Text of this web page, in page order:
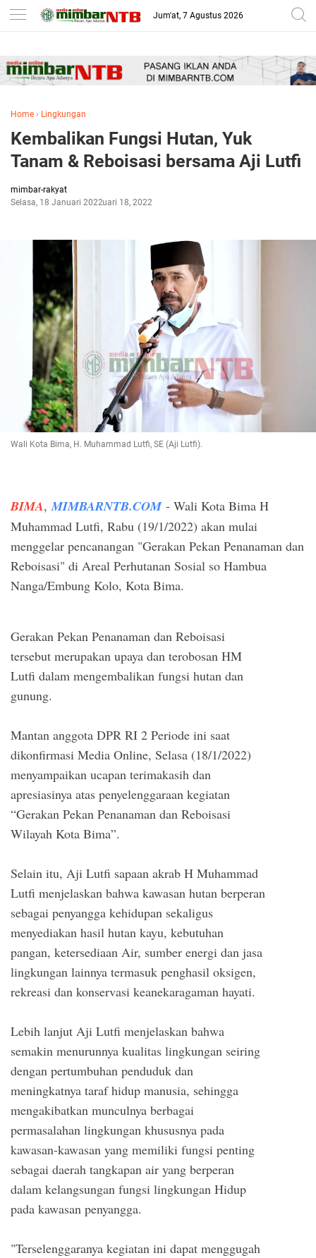
-->
Jum'at, 7 Agustus 2026
Home › Lingkungan
Kembalikan Fungsi Hutan, Yuk
Tanam & Reboisasi bersama Aji Lutfi
mimbar-rakyat
Selasa, 18 Januari 2022Januari 18, 2022
Wali Kota Bima, H. Muhammad Lutfi, SE (Aji Lutfi).
BIMA, MIMBARNTB.COM- Wali Kota Bima H
Muhammad Lutfi, Rabu (19/1/2022) akan mulai
menggelar pencanangan "Gerakan Pekan Penanaman dan
Reboisasi" di Areal Perhutanan Sosial so Hambua
Nanga/Embung Kolo, Kota Bima.
Gerakan Pekan Penanaman dan Reboisasi
tersebut merupakan upaya dan terobosan HM
Lutfi dalam mengembalikan fungsi hutan dan
gunung.
Mantan anggota DPR RI 2 Periode ini saat
dikonfirmasi Media Online, Selasa (18/1/2022)
menyampaikan ucapan terimakasih dan
apresiasinya atas penyelenggaraan kegiatan
“Gerakan Pekan Penanaman dan Reboisasi
Wilayah Kota Bima”.
Selain itu, Aji Lutfi sapaan akrab H Muhammad
Lutfi menjelaskan bahwa kawasan hutan berperan
sebagai penyangga kehidupan sekaligus
menyediakan hasil hutan kayu, kebutuhan
pangan, ketersediaan Air, sumber energi dan jasa
lingkungan lainnya termasuk penghasil oksigen,
rekreasi dan konservasi keanekaragaman hayati.
Lebih lanjut Aji Lutfi menjelaskan bahwa
semakin menurunnya kualitas lingkungan seiring
dengan pertumbuhan penduduk dan
meningkatnya taraf hidup manusia, sehingga
mengakibatkan munculnya berbagai
permasalahan lingkungan khususnya pada
kawasan-kawasan yang memiliki fungsi penting
sebagai daerah tangkapan air yang berperan
dalam kelangsungan fungsi lingkungan Hidup
pada kawasan penyangga.
"Terselenggaranya kegiatan ini dapat menggugah